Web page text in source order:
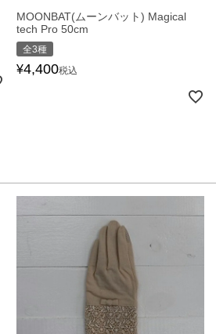
MOONBAT(ムーンバット) Magical
tech Pro 50cm
全3種
¥4,400税込